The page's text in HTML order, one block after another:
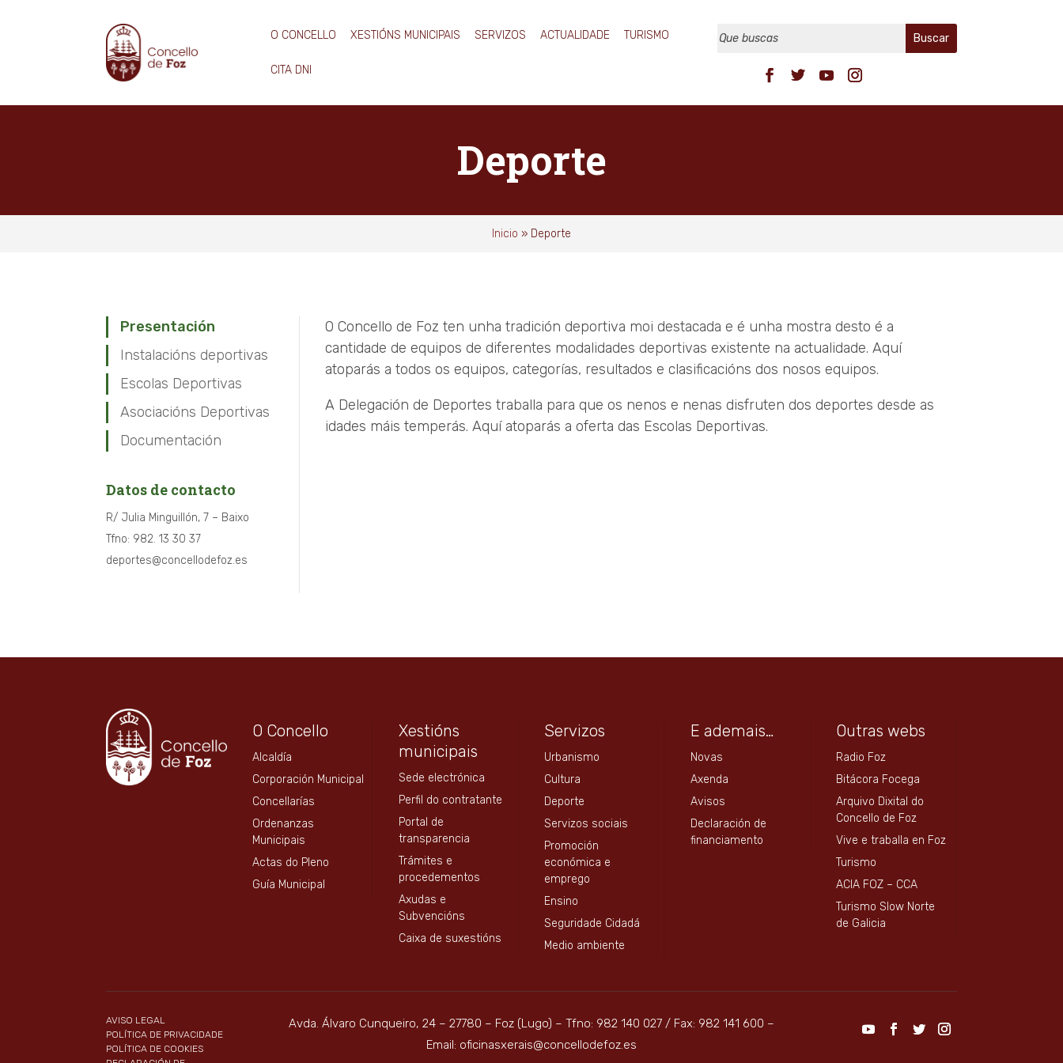
O CONCELLO XESTIÓNS MUNICIPAIS SERVIZOS ACTUALIDADE TURISMO
CITA DNI
Deporte
Inicio » Deporte
Presentación
Instalacións deportivas
Escolas Deportivas
Asociacións Deportivas
Documentación
Datos de contacto
R/ Julia Minguillón, 7 – Baixo
Tfno: 982. 13 30 37
deportes@concellodefoz.es
O Concello de Foz ten unha tradición deportiva moi destacada e é unha mostra desto é a
cantidade de equipos de diferentes modalidades deportivas existente na actualidade. Aquí
atoparás a todos os equipos, categorías, resultados e clasificacións dos nosos equipos.
A Delegación de Deportes traballa para que os nenos e nenas disfruten dos deportes desde as
idades máis temperás. Aquí atoparás a oferta das Escolas Deportivas.
O Concello
Alcaldía
Corporación Municipal
Concellarías
Ordenanzas
Municipais
Actas do Pleno
Guía Municipal
Xestións
municipais
Sede electrónica
Perfil do contratante
Portal de
transparencia
Trámites e
procedementos
Axudas e
Subvencións
Caixa de suxestións
Servizos
Urbanismo
Cultura
Deporte
Servizos sociais
Promoción
económica e
emprego
Ensino
Seguridade Cidadá
Medio ambiente
E ademais…
Novas
Axenda
Avisos
Declaración de
financiamento
Outras webs
Radio Foz
Bitácora Focega
Arquivo Dixital do
Concello de Foz
Vive e traballa en Foz
Turismo
ACIA FOZ – CCA
Turismo Slow Norte
de Galicia
AVISO LEGAL
POLÍTICA DE PRIVACIDADE
POLÍTICA DE COOKIES
Avda. Álvaro Cunqueiro, 24 – 27780 – Foz (Lugo) – Tfno: 982 140 027 / Fax: 982 141 600 –
Email: oficinasxerais@concellodefoz.es